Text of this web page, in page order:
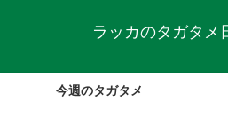
ラッカのタガタメ
今週のタガタメ